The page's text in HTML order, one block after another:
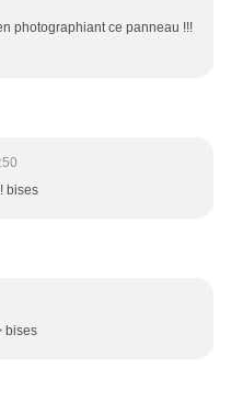
photographiant ce panneau !!!
bises
bises